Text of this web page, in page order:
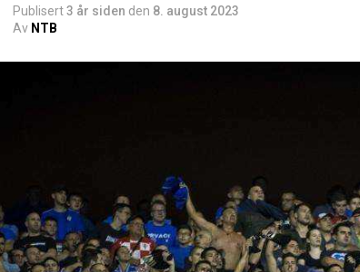
Publisert3 år siden den 8. august 2023
Av NTB